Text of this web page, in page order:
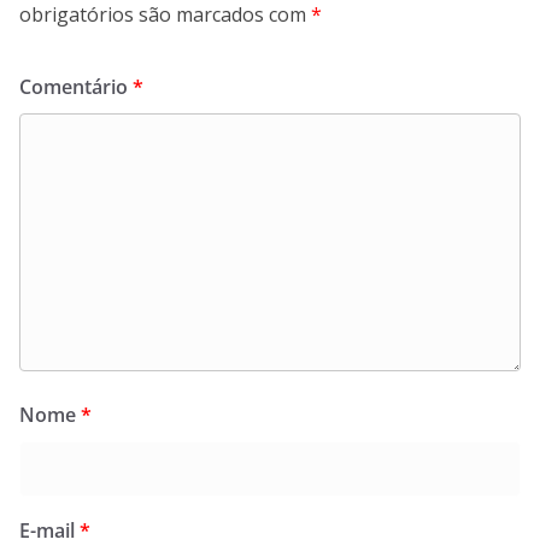
obrigatórios são marcados com *
Comentário *
Nome*
E-mail*